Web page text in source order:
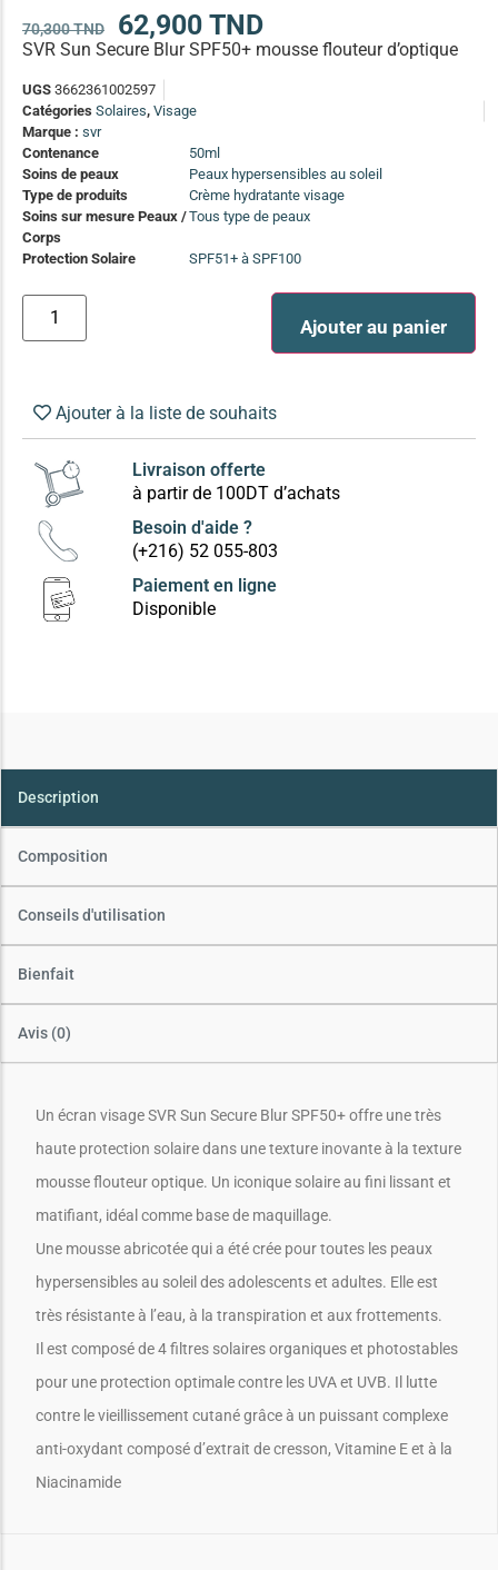
Soin anti-pelliculaire(12)
Soin pointes cassantes et fourchues
Soins Solaires Ciblés
Pour chaque type de peau, une solution
Soins cibés adultes(67)
Soins ciblé bébé (0-5 ans)
(4)
Soins ciblé enfants / adolescent (5-18 ans)
Soins ciblés famille
70,300TND 62,900 TND
SVR Sun Secure Blur SPF50+ mousse flouteur d’optique
UGS 3662361002597
Catégories Solaires, Visage
Marque : svr
Contenance
50ml
Soins de peaux
Peaux hypersensibles au soleil
Type de produits
Crème hydratante visage
Soins sur mesure Peaux /
Corps
Tous type de peaux
Protection Solaire SPF51+ à SPF100
Ajouter au panier
Ajouter à la liste de souhaits
Livraison offerte
à partir de 100DT d’achats
Besoin d'aide ?
(+216) 52 055-803
Paiement en ligne
Disponible
Bienfait
Conseils d'utilisation
Composition
Description
Avis (0)
Un écran visage SVR Sun Secure Blur SPF50+ offre une très
haute protection solaire dans une texture inovante à la texture
mousse flouteur optique. Un iconique solaire au fini lissant et
matifiant, idéal comme base de maquillage.
Une mousse abricotée qui a été crée pour toutes les peaux
hypersensibles au soleil des adolescents et adultes. Elle est
très résistante à l’eau, à la transpiration et aux frottements.
Il est composé de 4 filtres solaires organiques et photostables
pour une protection optimale contre les UVA et UVB. Il lutte
contre le vieillissement cutané grâce à un puissant complexe
anti-oxydant composé d’extrait de cresson, Vitamine E et à la
Niacinamide